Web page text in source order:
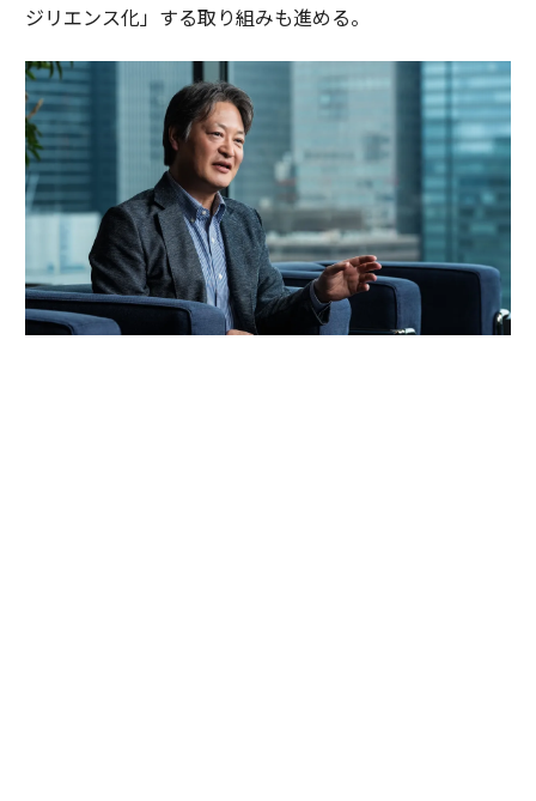
ジリエンス化」する取り組みも進める。